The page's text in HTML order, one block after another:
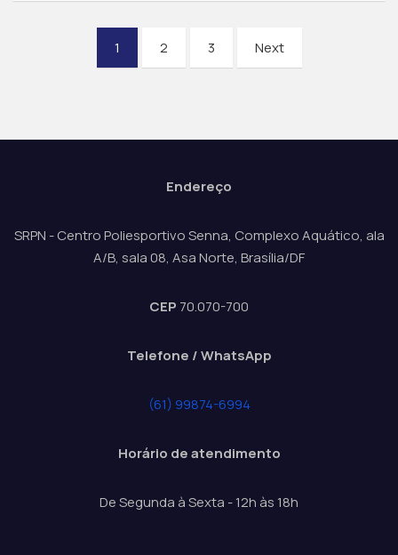
1 2 3 Next
Endereço
SRPN - Centro Poliesportivo Senna, Complexo Aquático, ala
A/B, sala 08, Asa Norte, Brasília/DF
CEP 70.070-700
Telefone / WhatsApp
(61) 99874-6994
Horário de atendimento
De Segunda à Sexta - 12h às 18h